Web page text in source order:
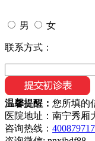
男 女
联系方式：
温馨提醒： 您所填的
医院地址：南宁秀厢
咨询热线：